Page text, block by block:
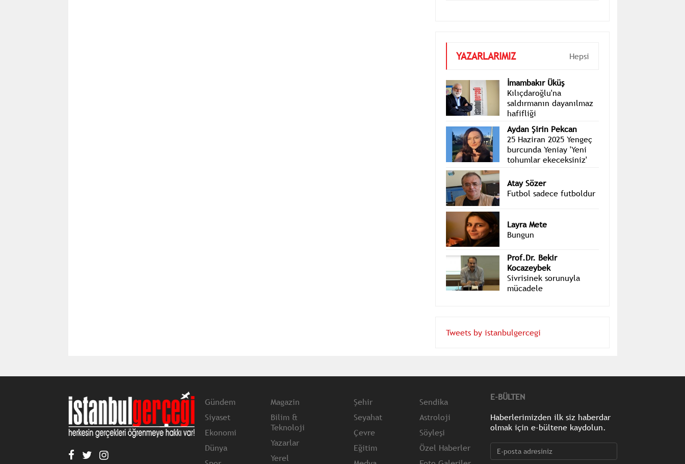
İmambakır Üküş
Kılıçdaroğlu'na
saldırmanın dayanılmaz
hafifliği
Aydan Şirin Pekcan
25 Haziran 2025 Yengeç
burcunda Yeniay 'Yeni
Atay Sözer
Layra Mete
Prof.Dr. Bekir
Kocazeybek
Sivrisinek sorunuyla
Gündem
Siyaset
Ekonomi
Magazin
Bilim &
Teknoloji
Yazarlar
Şehir
Seyahat
Çevre
Sendika
Astroloji
Söyleşi
E-BÜLTEN
Haberlerimizden ilk siz haberdar
olmak için e-bültene kaydolun.